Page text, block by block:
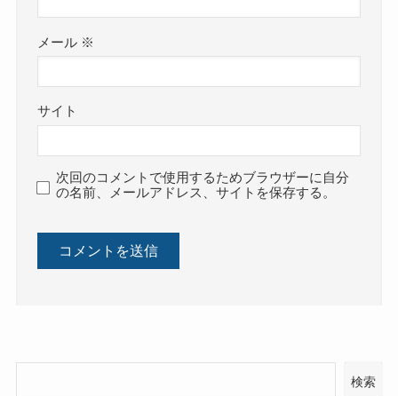
メール ※
サイト
次回のコメントで使用するためブラウザーに自分
の名前、メールアドレス、サイトを保存する。
検索